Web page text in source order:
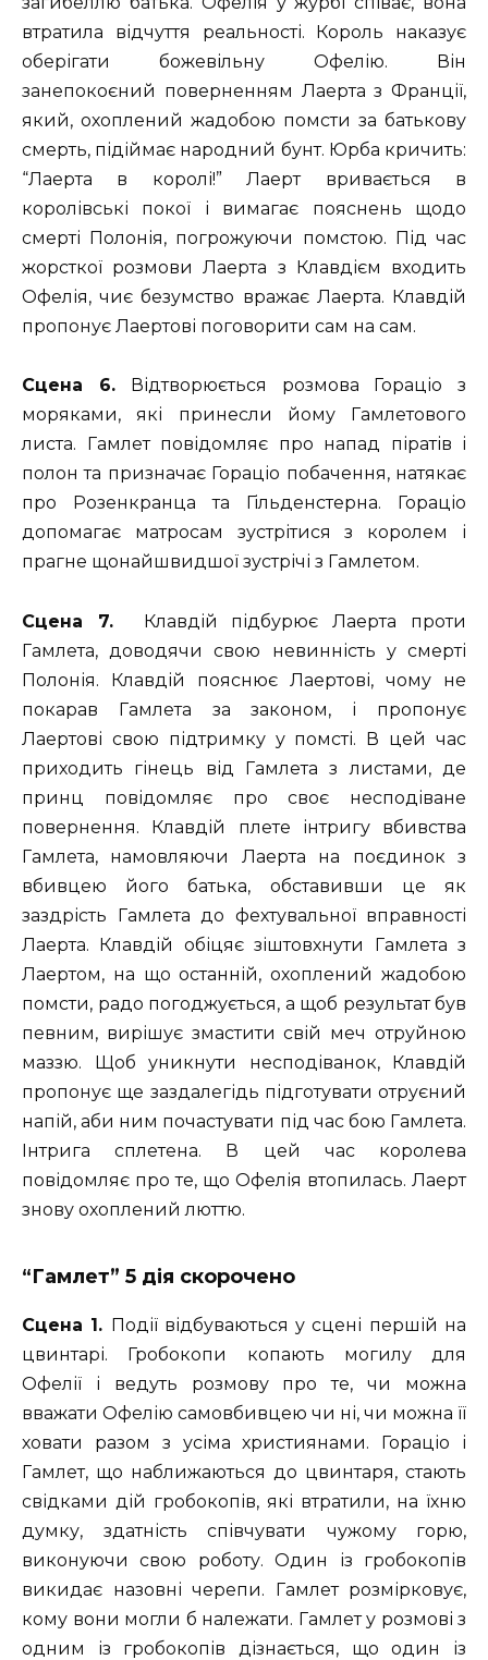
втратила відчуття реальності. Король наказує
оберігати божевільну Офелію. Він
занепокоєний поверненням Лаерта з Франції,
який, охоплений жадобою помсти за батькову
смерть, підіймає народний бунт. Юрба кричить:
“Лаерта в королі!” Лаерт вривається в
королівські покої і вимагає пояснень щодо
смерті Полонія, погрожуючи помстою. Під час
жорсткої розмови Лаерта з Клавдієм входить
Офелія, чиє безумство вражає Лаерта. Клавдій
пропонує Лаертові поговорити сам на сам.
Сцена 6.
Відтворюється розмова Гораціо з
моряками, які принесли йому Гамлетового
листа. Гамлет повідомляє про напад піратів і
полон та призначає Гораціо побачення, натякає
про Розенкранца та Гільденстерна. Гораціо
допомагає матросам зустрітися з королем і
прагне щонайшвидшої зустрічі з Гамлетом.
Сцена 7. Клавдій підбурює Лаерта проти
Гамлета, доводячи свою невинність у смерті
Полонія. Клавдій пояснює Лаертові, чому не
покарав Гамлета за законом, і пропонує
Лаертові свою підтримку у помсті. В цей час
приходить гінець від Гамлета з листами, де
принц повідомляє про своє несподіване
повернення. Клавдій плете інтригу вбивства
Гамлета, намовляючи Лаерта на поєдинок з
вбивцею його батька, обставивши це як
заздрість Гамлета до фехтувальної вправності
Лаерта. Клавдій обіцяє зіштовхнути Гамлета з
Лаертом, на що останній, охоплений жадобою
помсти, радо погоджується, а щоб результат був
певним, вирішує змастити свій меч отруйною
маззю. Щоб уникнути несподіванок, Клавдій
пропонує ще заздалегідь підготувати отруєний
напій, аби ним почастувати під час бою Гамлета.
Інтрига сплетена. В цей час королева
повідомляє про те, що Офелія втопилась. Лаерт
знову охоплений люттю.
“Гамлет” 5 дія скорочено
Сцена 1. Події відбуваються у сцені першій на
цвинтарі. Гробокопи копають могилу для
Офелії і ведуть розмову про те, чи можна
вважати Офелію самовбивцею чи ні, чи можна її
ховати разом з усіма християнами. Гораціо і
Гамлет, що наближаються до цвинтаря, стають
свідками дій гробокопів, які втратили, на їхню
думку, здатність співчувати чужому горю,
виконуючи свою роботу. Один із гробокопів
викидає назовні черепи. Гамлет розмірковує,
кому вони могли б належати. Гамлет у розмові з
одним із гробокопів дізнається, що один із